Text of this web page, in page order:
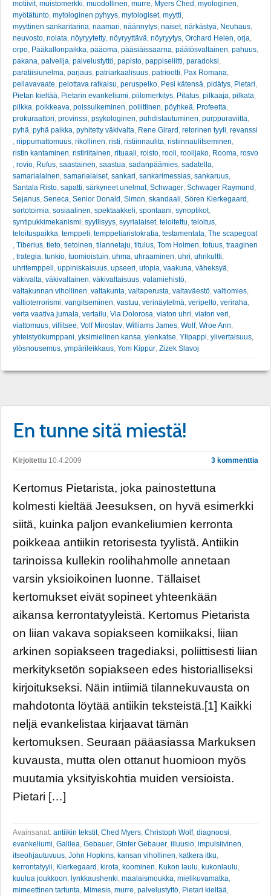
motiivit, muistomerkki, muodollinen, murre, Myers Ched , myologinen,
myötätunto, mytologinen pyhyys, mytologiset, myytti,
myyttinen sankaritarina, naamari, näännytys, naiset, närkästyä, Neuhaus,
neuvosto, nolata, nöyryytetty, nöyryyttävä, nöyryytys, Orchard Helen, orja,
orpo, Pääkallonpaikka, pääoma, pääsiäissaarna, päätösvaltainen, pahuus,
pakana, palvelija, palvelustyttö, papisto, pappiseliitti, paradoksi,
paratiisiunelma, parjaus, patriarkaalisuus, patriootti, Pax Romana,
pellavavaate, pelottava ratkaisu, peruspelko, Pesi kätensä, pidätys, Pietari,
Pietari kieltää, Pietarin evankeliumi, piilomerkitys, Pilatus, pilkaaja, pilkata,
pilkka, poikkeava, poissulkeminen, poliittinen, pöyhkeä, Profeetta,
prokuraattori, provinssi, psykologinen, puhdistautuminen, purppuraviitta,
pyhä, pyhä paikka, pyhitetty väkivalta, Rene Girard , retorinen tyyli, revanssi
, riippumattomuus, rikollinen, risti, ristiinnaulita, ristiinnaulitseminen,
ristin kantaminen, ristiriitainen, rituaali, roisto, rooli, roolijako, Rooma, rosvo
, rovio, Rufus, saastainen, saastua, sadanpäämies, sadatella,
samarialainen, samarialaiset, sankari, sankarimessias, sankaruus,
Santala Risto, sapatti, särkyneet unelmat, Schwager, Schwager Raymund ,
Sejanus, Seneca, Senior Donald , Simon, skandaali, Sören Kierkegaard ,
sortotoimia, sosiaalinen, spektaakkeli, spontaani, synoptikot,
syntipukkimekanismi, syyllisyys, syyrialaiset, teloitettu, teloitus,
teloituspaikka, temppeli, temppeliaristokratia, testamentata, The scapegoat
, Tiberius, tieto, tietoinen, tilannetaju, titulus, Tom Holmen, totuus, traaginen
, trategia, tunkio, tuomioistuin, uhma, uhraaminen, uhri, uhrikultti,
uhritemppeli, uppiniskaisuus, upseeri, utopia, vaakuna, väheksyä,
väkivalta, väkivaltainen, väkivaltaisuus, valamiehistö,
valtakunnan vihollinen, valtakunta, valtaperusta, valtaväestö, valtiomies,
valtioterrorismi, vangitseminen, vastuu, verinäytelmä, veripelto, veriraha,
verta vaativa jumala, vertailu, Via Dolorosa, viaton uhri, viaton veri,
viattomuus, villitsee, Volf Miroslav, Williams James, Wolf, Wroe Ann,
yhteistyökumppani, yksimielinen kansa, ylenkatse, Ylipappi, ylivertaisuus,
ylösnousemus, ympärileikkaus, Yom Kippur, Zizek Slavoj
En tunne sitä miestä!
Kirjoitettu 10.4.2009 3 kommenttia
Kertomus Pietarista, joka painostettuna
kolmesti kieltää Jeesuksen, on hyvä esimerkki
siitä, kuinka paljon evankeliumien kerronta
poikkeaa antiikin retorisesta tyylistä. Antiikin
tarinoissa kullekin roolihahmolle annetaan
varsin yksioikoinen luonne. Tällaiset
kertomukset eivät sopineet yhteenkään
aikansa kerrontatyyleistä. Kertomus Pietarista
on liian vakava sopiakseen komiikaksi, liian
arkinen sopiakseen tragediaksi, poliittisesti liian
merkityksetön sopiakseen edes historialliseksi
kirjoitukseksi. Näin intiimiä tilannekuvausta on
mahdotonta löytää antiikin teksteistä.[1] Kaikki
neljä evankelistaa kirjaavat tämän
kertomuksen. Seuraan pääasiassa Markuksen
kuvausta, mutta olen ottanut huomioon myös
muutamia yksityiskohtia muiden versioista.
Pietari […]
Avainsanat: antiikin tekstit, Ched Myers Christoph Wolf, diagnoosi
evankeliumi Galilea Gebauer Ginter Gebauer illuusio impulsiivinen
itseohjautuvuus John Hopkins kansan vihollinen katkera itku
kerrontatyyli Kierkegaard kirota koominen Kukon laulu kukonlaulu
kuulua joukkoon lynkkaushenki maalaismoukka mielikuvamatka
mimeettinen tartunta Mimesis murre palvelustyttö Pietari kieltää